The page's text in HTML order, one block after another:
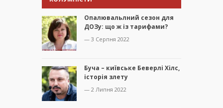
Опалювальлний сезон для
ДОЗу: що ж із тарифами?
— 3 Серпня 2022
Буча – київське Беверлі Хілс,
історія злету
— 2 Липня 2022